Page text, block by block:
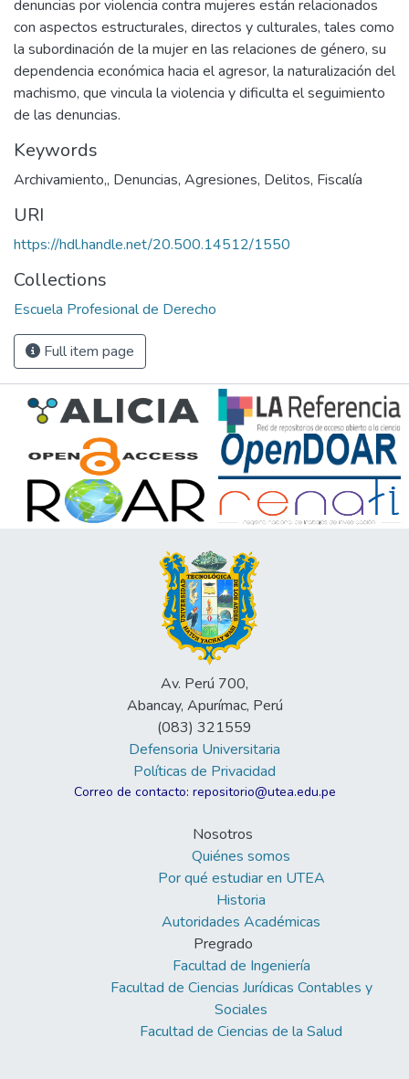
denuncias por violencia contra mujeres están relacionados
con aspectos estructurales, directos y culturales, tales como
la subordinación de la mujer en las relaciones de género, su
dependencia económica hacia el agresor, la naturalización del
machismo, que vincula la violencia y dificulta el seguimiento
de las denuncias.
Keywords
Archivamiento,, Denuncias, Agresiones, Delitos, Fiscalía
URI
https://hdl.handle.net/20.500.14512/1550
Collections
Escuela Profesional de Derecho
Full item page
Av. Perú 700,
Abancay, Apurímac, Perú
(083) 321559
Defensoria Universitaria
Políticas de Privacidad
Correo de contacto: repositorio@utea.edu.pe
Nosotros
Quiénes somos
Por qué estudiar en UTEA
Historia
Autoridades Académicas
Pregrado
Facultad de Ingeniería
Facultad de Ciencias Jurídicas Contables y
Sociales
Facultad de Ciencias de la Salud